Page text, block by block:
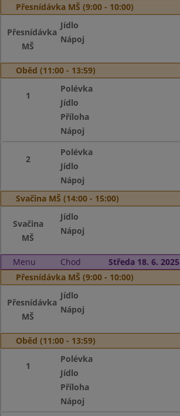
Přesnídávka MŠ (9:00 - 10:00)
Přesnídávka
MŠ
Jídlo
Nápoj
Oběd (11:00 - 13:59)
1
Polévka
Jídlo
Příloha
Nápoj
2
Polévka
Jídlo
Nápoj
Svačina MŠ (14:00 - 15:00)
Svačina
MŠ
Jídlo
Nápoj
Menu Chod
Středa 18. 6. 2025
Přesnídávka MŠ (9:00 - 10:00)
Přesnídávka
MŠ
Jídlo
Nápoj
Oběd (11:00 - 13:59)
1
Polévka
Jídlo
Příloha
Nápoj